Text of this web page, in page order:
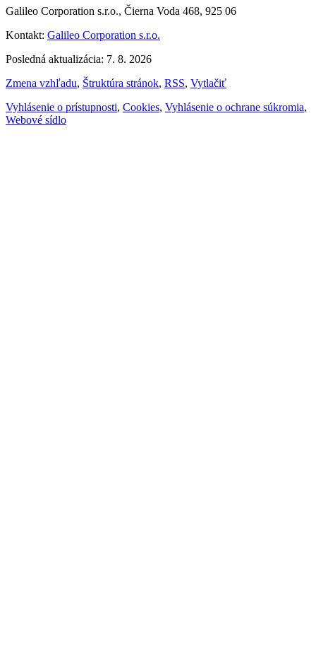
Galileo Corporation s.r.o., Čierna Voda 468, 925 06
Kontakt: Galileo Corporation s.r.o.
Posledná aktualizácia: 7. 8. 2026
Zmena vzhľadu, Štruktúra stránok, RSS, Vytlačiť
Vyhlásenie o prístupnosti, Cookies, Vyhlásenie o ochrane súkromia,
Webové sídlo